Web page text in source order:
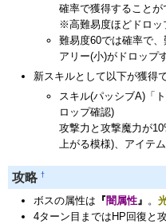
確率で獲得することが
※高難易度ほどドロッ
難易度60では確率で
アリー(小)がドロップ
新スキルとして以下が獲得
スキル(パッシブA)「
ロップ確認)
攻撃力と攻撃魔力が
上がる模様)、アイテ
攻略 †
ボスの属性は 『 闇属性』 。
4ターン目まではHP回復と